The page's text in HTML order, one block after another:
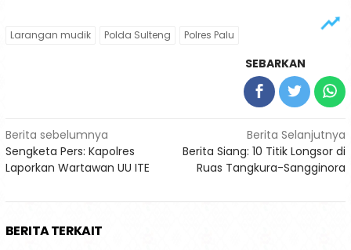
Larangan mudik Polda Sulteng Polres Palu
SEBARKAN
Navigasi
pos
Berita sebelumnya
Sengketa Pers: Kapolres
Laporkan Wartawan UU ITE
Berita Selanjutnya
Berita Siang: 10 Titik Longsor di
Ruas Tangkura-Sangginora
BERITA TERKAIT